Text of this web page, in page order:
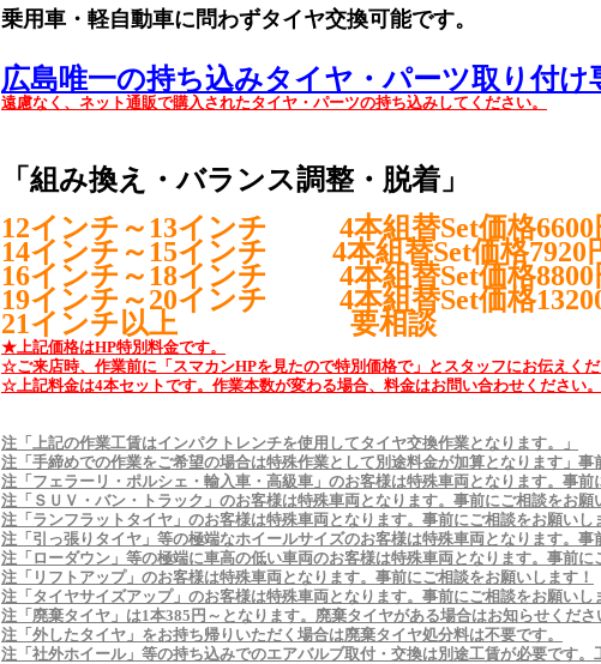
乗用車・軽自動車に問わずタイヤ交換可能です。
広島唯一の持ち込みタイヤ・パーツ取り付け
遠慮なく、ネット通販で購入されたタイヤ・パーツの持ち込みしてください。
「組み換え・バランス調整・脱着」
12インチ～13インチ 4本組替Set価格6600
14インチ～15インチ 4本組替Set価格7920
16インチ～18インチ 4本組替Set価格8800
19インチ～20インチ 4本組替Set価格13200
21インチ以上 要相談
★上記価格はHP特別料金です。
☆ご来店時、作業前に「スマカンHPを見たので特別価格で」とスタッフにお伝えくだ
☆上記料金は4本セットです。作業本数が変わる場合、料金はお問い合わせください。
注「上記の作業工賃はインパクトレンチを使用してタイヤ交換作業となります。」
注「手締めでの作業をご希望の場合は特殊作業として別途料金が加算となります」事
注「フェラーリ・ポルシェ・輸入車・高級車」のお客様は特殊車両となります。事前
注「ＳＵＶ・バン・トラック」のお客様は特殊車両となります。事前にご相談をお願
注「ランフラットタイヤ」のお客様は特殊車両となります。事前にご相談をお願いし
注「引っ張りタイヤ」等の極端なホイールサイズのお客様は特殊車両となります。事
注「ローダウン」等の極端に車高の低い車両のお客様は特殊車両となります。事前に
注「リフトアップ」のお客様は特殊車両となります。事前にご相談をお願いします！
注「タイヤサイズアップ」のお客様は特殊車両となります。事前にご相談をお願いし
注「廃棄タイヤ」は1本385円～となります。廃棄タイヤがある場合はお知らせくださ
注「外したタイヤ」をお持ち帰りいただく場合は廃棄タイヤ処分料は不要です。
注「社外ホイール」等の持ち込みでのエアバルブ取付・交換は別途工賃が必要です。